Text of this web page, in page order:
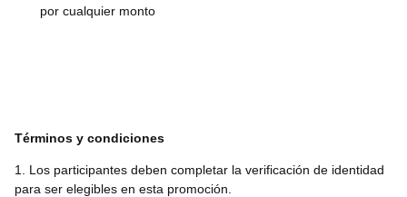
por cualquier monto
Términos y condiciones
1. Los participantes deben completar la verificación de identidad
para ser elegibles en esta promoción.